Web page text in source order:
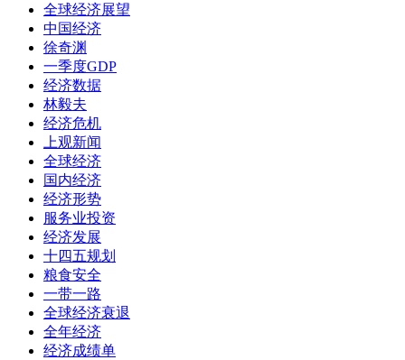
全球经济展望
中国经济
徐奇渊
一季度GDP
经济数据
林毅夫
经济危机
上观新闻
全球经济
国内经济
经济形势
服务业投资
经济发展
十四五规划
粮食安全
一带一路
全球经济衰退
全年经济
经济成绩单